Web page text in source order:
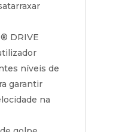
DRIVE
níveis de
garantir
na